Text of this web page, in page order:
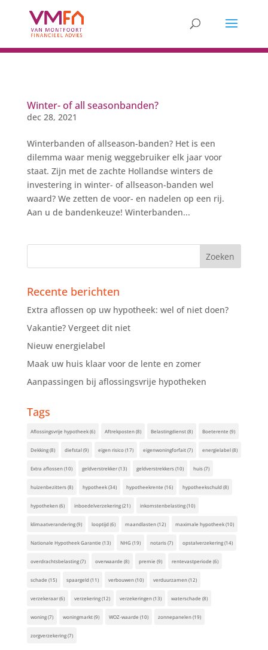
Winter- of all seasonbanden?
dec 28, 2021
Winterbanden of allseason-banden? Het is een
dilemma waar menig weggebruiker elk jaar voor
staat. Zijn met de zachte Hollandse winters de
investering in winter- of allseason-banden wel
waard? We zetten de voor- en nadelen op een rij.
Aan u de bandenkeuze! Winterbanden...
Recente berichten
Extra aflossen op uw hypotheek: wel of niet doen?
Vakantie? Vergeet dit niet
Nieuw energielabel
Maak uw huis klaar voor de lente en zomer
Aanpassingen bij aflossingsvrije hypotheken
Tags
Aflossingsvrije hypotheek(6) Aftrekposten(8) Belastingdienst(8) Boeterente (9)
Dekking(8) diefstal(9) eigen risico(17) eigenwoningforfait(7) energielabel(8)
Extra aflossen(10) geldverstrekker(13) geldverstrekkers(10) huis(7)
huizenbezitters(8) hypotheek(34) hypotheekrente (16) hypotheekschuld(8)
hypotheken(6) inboedelverzekering(21) inkomstenbelasting(10)
klimaatverandering(9) looptijd(6) maandlasten(12) maximale hypotheek(10)
Nationale Hypotheek Garantie (13) NHG(19) notaris(7) opstalverzekering(14)
overdrachtsbelasting(7) overwaarde (8) premie (9) rentevastperiode (6)
schade (15) spaargeld(11) verbouwen(10) verduurzamen(12)
verzekeraar(6) verzekering(12) verzekeringen(13) waterschade (8)
woning(7) woningmarkt(9) WOZ-waarde (10) zonnepanelen(19)
zorgverzekering(7)